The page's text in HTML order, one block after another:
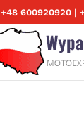
+48 600920920 |